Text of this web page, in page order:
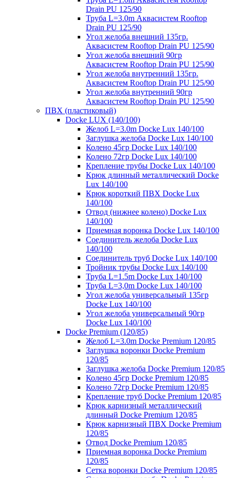
Drain PU 125/90
Труба L=3.0m Аквасистем Rooftop
Drain PU 125/90
Угол желоба внешний 135гр.
Аквасистем Rooftop Drain PU 125/90
Угол желоба внешний 90гр
Аквасистем Rooftop Drain PU 125/90
Угол желоба внутренний 135гр.
Аквасистем Rooftop Drain PU 125/90
Угол желоба внутренний 90гр
Аквасистем Rooftop Drain PU 125/90
ПВХ (пластиковый)
Docke LUX (140/100)
Желоб L=3.0m Docke Lux 140/100
Заглушка желоба Docke Lux 140/100
Колено 45гр Docke Lux 140/100
Колено 72гр Docke Lux 140/100
Крепление трубы Docke Lux 140/100
Крюк длинный металлический Docke
Lux 140/100
Крюк короткий ПВХ Docke Lux
140/100
Отвод (нижнее колено) Docke Lux
140/100
Приемная воронка Docke Lux 140/100
Соединитель желоба Docke Lux
140/100
Соединитель труб Docke Lux 140/100
Тройник трубы Docke Lux 140/100
Труба L=1.5m Docke Lux 140/100
Труба L=3,0m Docke Lux 140/100
Угол желоба универсальный 135гр
Docke Lux 140/100
Угол желоба универсальный 90гр
Docke Lux 140/100
Docke Premium (120/85)
Желоб L=3.0m Docke Premium 120/85
Заглушка воронки Docke Premium
120/85
Заглушка желоба Docke Premium 120/85
Колено 45гр Docke Premium 120/85
Колено 72гр Docke Premium 120/85
Крепление труб Docke Premium 120/85
Крюк карнизный металлический
длинный Docke Premium 120/85
Крюк карнизный ПВХ Docke Premium
120/85
Отвод Docke Premium 120/85
Приемная воронка Docke Premium
120/85
Сетка воронки Docke Premium 120/85